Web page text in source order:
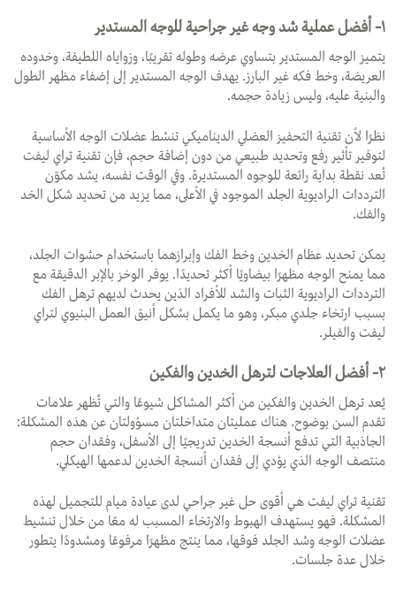
١- أفضل عملية شد وجه غير جراحية للوجه المستدير
يتميز الوجه المستدير بتساوي عرضه وطوله تقريبًا، وزواياه اللطيفة، وخدوده
العريضة، وخط فكه غير البارز. يهدف الوجه المستدير إلى إضفاء مظهر الطول
والبنية عليه، وليس زيادة حجمه.
نظرًا لأن تقنية التحفيز العضلي الديناميكي تنشط عضلات الوجه الأساسية
لتوفير تأثير رفع وتحديد طبيعي من دون إضافة حجم، فإن تقنية تراي ليفت
تُعد نقطة بداية رائعة للوجوه المستديرة. وفي الوقت نفسه، يشد مكوّن
الترددات الراديوية الجلد الموجود في الأعلى، مما يزيد من تحديد شكل الخد
والفك.
يمكن تحديد عظام الخدين وخط الفك وإبرازهما باستخدام حشوات الجلد،
مما يمنح الوجه مظهرًا بيضاويًا أكثر تحديدًا. يوفر الوخز بالإبر الدقيقة مع
الترددات الراديوية الثبات والشد للأفراد الذين يحدث لديهم ترهل الفك
بسبب ارتخاء جلدي مبكر، وهو ما يكمل بشكل أنيق العمل البنيوي لتراي
ليفت والفيلر.
٢- أفضل العلاجات لترهل الخدين والفكين
يُعد ترهل الخدين والفكين من أكثر المشاكل شيوعًا والتي تُظهر علامات
تقدم السن بوضوح. هناك عمليتان متداخلتان مسؤولتان عن هذه المشكلة:
الجاذبية التي تدفع أنسجة الخدين تدريجيًا إلى الأسفل، وفقدان حجم
منتصف الوجه الذي يؤدي إلى فقدان أنسجة الخدين لدعمها الهيكلي.
تقنية تراي ليفت هي أقوى حل غير جراحي لدى عيادة ميام للتجميل لهذه
المشكلة. فهو يستهدف الهبوط والارتخاء المسبب له معًا من خلال تنشيط
عضلات الوجه وشد الجلد فوقها، مما ينتج مظهرًا مرفوعًا ومشدودًا يتطور
خلال عدة جلسات.